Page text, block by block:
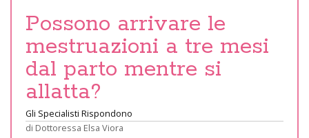
Possono arrivare le
mestruazioni a tre mesi
dal parto mentre si
allatta?
Gli Specialisti Rispondono
di Dottoressa Elsa Viora